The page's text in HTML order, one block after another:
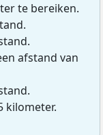
te bereiken.
afstand van
kilometer.